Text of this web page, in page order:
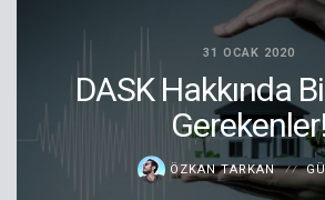
31 OCAK 2020
DASK Hakkında
ÖZKAN TARKAN